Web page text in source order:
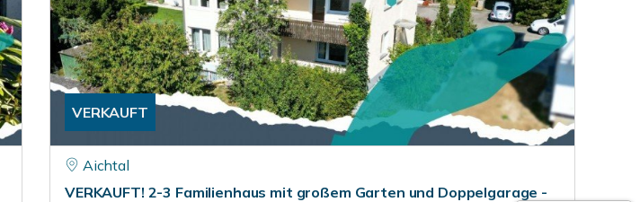
VERKAUFT
Aichtal
VERKAUFT! 2-3 Familienhaus mit großem Garten und Doppelgarage -